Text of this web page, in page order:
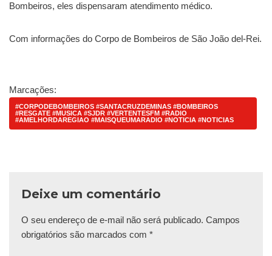
Bombeiros, eles dispensaram atendimento médico.
Com informações do Corpo de Bombeiros de São João del-Rei.
Marcações:
#CORPODEBOMBEIROS #SANTACRUZDEMINAS #BOMBEIROS
#RESGATE #MUSICA #SJDR #VERTENTESFM #RADIO
#AMELHORDAREGIAO #MAISQUEUMARADIO #NOTICIA #NOTICIAS
Deixe um comentário
O seu endereço de e-mail não será publicado. Campos
obrigatórios são marcados com *